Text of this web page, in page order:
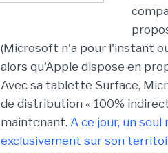
(Microsoft n'a pour l'instant
alors qu'Apple dispose en
Avec sa tablette Surface,
de distribution « 100%
maintenant. A ce jour, un
exclusivement sur son